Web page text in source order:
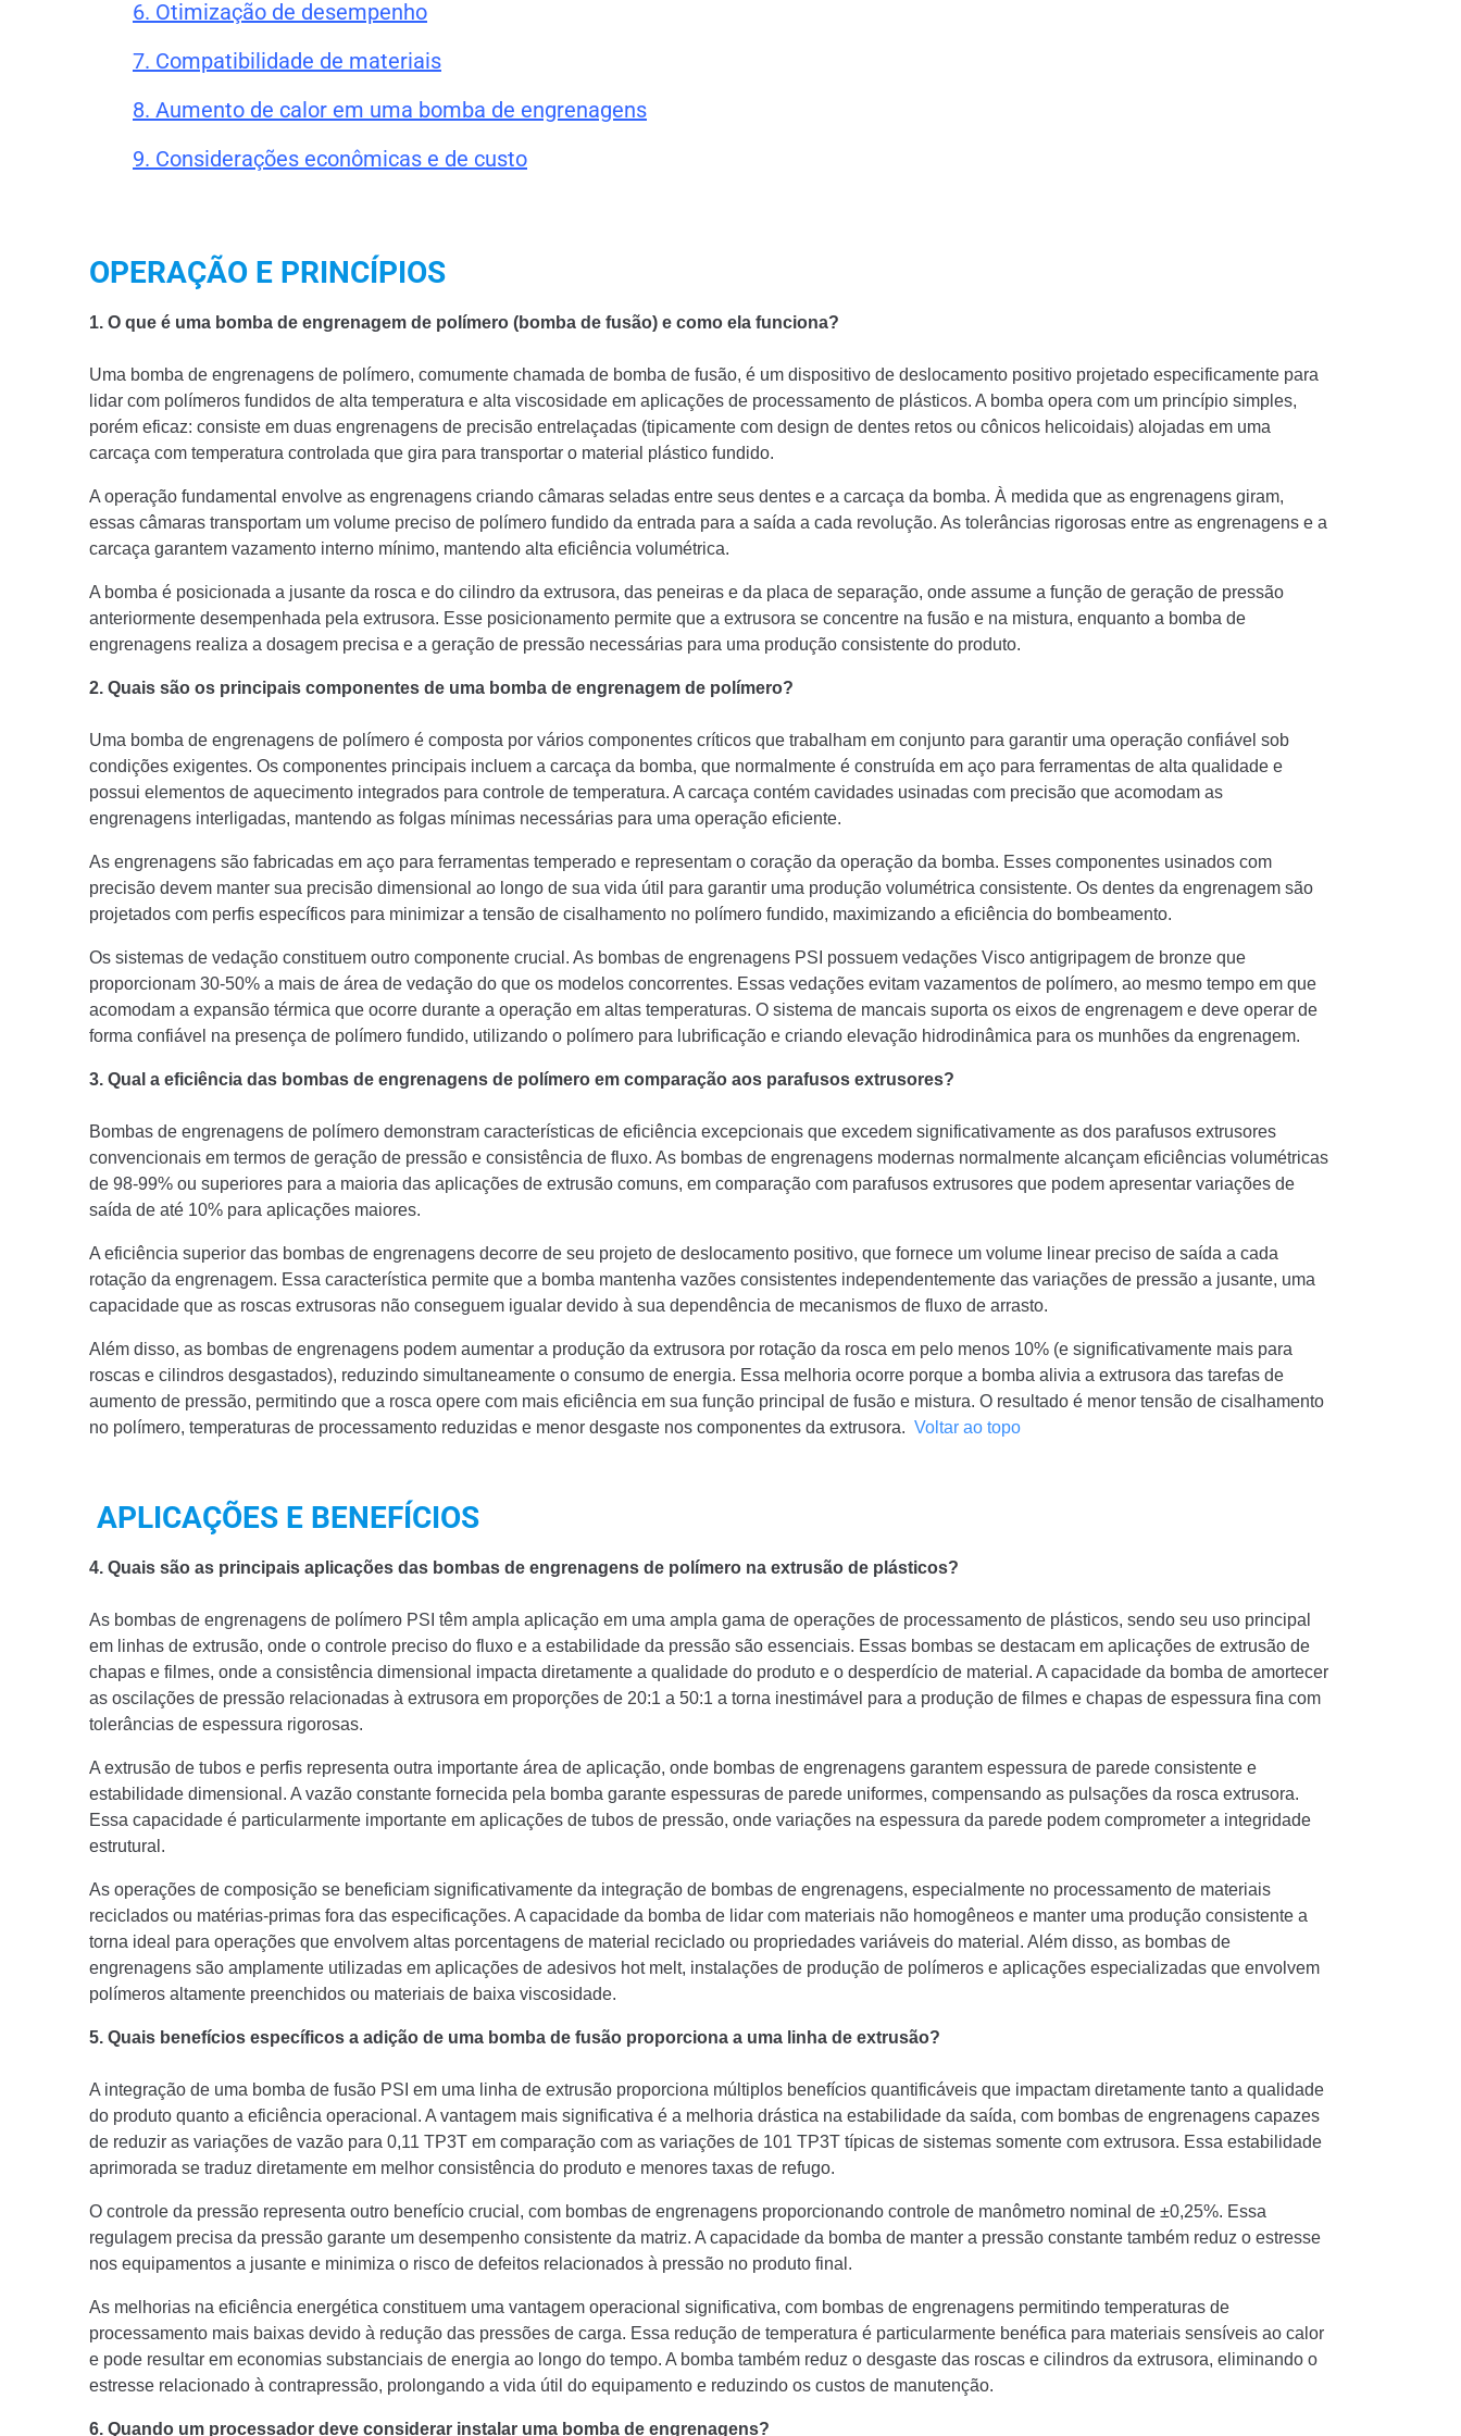
6. Otimização de desempenho
7. Compatibilidade de materiais
8. Aumento de calor em uma bomba de engrenagens
9. Considerações econômicas e de custo
OPERAÇÃO E PRINCÍPIOS
1. O que é uma bomba de engrenagem de polímero (bomba de fusão) e como ela funciona?
Uma bomba de engrenagens de polímero, comumente chamada de bomba de fusão, é um dispositivo de deslocamento positivo projetado especificamente para
lidar com polímeros fundidos de alta temperatura e alta viscosidade em aplicações de processamento de plásticos. A bomba opera com um princípio simples,
porém eficaz: consiste em duas engrenagens de precisão entrelaçadas (tipicamente com design de dentes retos ou cônicos helicoidais) alojadas em uma
carcaça com temperatura controlada que gira para transportar o material plástico fundido.
A operação fundamental envolve as engrenagens criando câmaras seladas entre seus dentes e a carcaça da bomba. À medida que as engrenagens giram,
essas câmaras transportam um volume preciso de polímero fundido da entrada para a saída a cada revolução. As tolerâncias rigorosas entre as engrenagens e a
carcaça garantem vazamento interno mínimo, mantendo alta eficiência volumétrica.
A bomba é posicionada a jusante da rosca e do cilindro da extrusora, das peneiras e da placa de separação, onde assume a função de geração de pressão
anteriormente desempenhada pela extrusora. Esse posicionamento permite que a extrusora se concentre na fusão e na mistura, enquanto a bomba de
engrenagens realiza a dosagem precisa e a geração de pressão necessárias para uma produção consistente do produto.
2. Quais são os principais componentes de uma bomba de engrenagem de polímero?
Uma bomba de engrenagens de polímero é composta por vários componentes críticos que trabalham em conjunto para garantir uma operação confiável sob
condições exigentes. Os componentes principais incluem a carcaça da bomba, que normalmente é construída em aço para ferramentas de alta qualidade e
possui elementos de aquecimento integrados para controle de temperatura. A carcaça contém cavidades usinadas com precisão que acomodam as
engrenagens interligadas, mantendo as folgas mínimas necessárias para uma operação eficiente.
As engrenagens são fabricadas em aço para ferramentas temperado e representam o coração da operação da bomba. Esses componentes usinados com
precisão devem manter sua precisão dimensional ao longo de sua vida útil para garantir uma produção volumétrica consistente. Os dentes da engrenagem são
projetados com perfis específicos para minimizar a tensão de cisalhamento no polímero fundido, maximizando a eficiência do bombeamento.
Os sistemas de vedação constituem outro componente crucial. As bombas de engrenagens PSI possuem vedações Visco antigripagem de bronze que
proporcionam 30-50% a mais de área de vedação do que os modelos concorrentes. Essas vedações evitam vazamentos de polímero, ao mesmo tempo em que
acomodam a expansão térmica que ocorre durante a operação em altas temperaturas. O sistema de mancais suporta os eixos de engrenagem e deve operar de
forma confiável na presença de polímero fundido, utilizando o polímero para lubrificação e criando elevação hidrodinâmica para os munhões da engrenagem.
3. Qual a eficiência das bombas de engrenagens de polímero em comparação aos parafusos extrusores?
Bombas de engrenagens de polímero demonstram características de eficiência excepcionais que excedem significativamente as dos parafusos extrusores
convencionais em termos de geração de pressão e consistência de fluxo. As bombas de engrenagens modernas normalmente alcançam eficiências volumétricas
de 98-99% ou superiores para a maioria das aplicações de extrusão comuns, em comparação com parafusos extrusores que podem apresentar variações de
saída de até 10% para aplicações maiores.
A eficiência superior das bombas de engrenagens decorre de seu projeto de deslocamento positivo, que fornece um volume linear preciso de saída a cada
rotação da engrenagem. Essa característica permite que a bomba mantenha vazões consistentes independentemente das variações de pressão a jusante, uma
capacidade que as roscas extrusoras não conseguem igualar devido à sua dependência de mecanismos de fluxo de arrasto.
Além disso, as bombas de engrenagens podem aumentar a produção da extrusora por rotação da rosca em pelo menos 10% (e significativamente mais para
roscas e cilindros desgastados), reduzindo simultaneamente o consumo de energia. Essa melhoria ocorre porque a bomba alivia a extrusora das tarefas de
aumento de pressão, permitindo que a rosca opere com mais eficiência em sua função principal de fusão e mistura. O resultado é menor tensão de cisalhamento
no polímero, temperaturas de processamento reduzidas e menor desgaste nos componentes da extrusora. Voltar ao topo
APLICAÇÕES E BENEFÍCIOS
4. Quais são as principais aplicações das bombas de engrenagens de polímero na extrusão de plásticos?
As bombas de engrenagens de polímero PSI têm ampla aplicação em uma ampla gama de operações de processamento de plásticos, sendo seu uso principal
em linhas de extrusão, onde o controle preciso do fluxo e a estabilidade da pressão são essenciais. Essas bombas se destacam em aplicações de extrusão de
chapas e filmes, onde a consistência dimensional impacta diretamente a qualidade do produto e o desperdício de material. A capacidade da bomba de amortecer
as oscilações de pressão relacionadas à extrusora em proporções de 20:1 a 50:1 a torna inestimável para a produção de filmes e chapas de espessura fina com
tolerâncias de espessura rigorosas.
A extrusão de tubos e perfis representa outra importante área de aplicação, onde bombas de engrenagens garantem espessura de parede consistente e
estabilidade dimensional. A vazão constante fornecida pela bomba garante espessuras de parede uniformes, compensando as pulsações da rosca extrusora.
Essa capacidade é particularmente importante em aplicações de tubos de pressão, onde variações na espessura da parede podem comprometer a integridade
estrutural.
As operações de composição se beneficiam significativamente da integração de bombas de engrenagens, especialmente no processamento de materiais
reciclados ou matérias-primas fora das especificações. A capacidade da bomba de lidar com materiais não homogêneos e manter uma produção consistente a
torna ideal para operações que envolvem altas porcentagens de material reciclado ou propriedades variáveis do material. Além disso, as bombas de
engrenagens são amplamente utilizadas em aplicações de adesivos hot melt, instalações de produção de polímeros e aplicações especializadas que envolvem
polímeros altamente preenchidos ou materiais de baixa viscosidade.
5. Quais benefícios específicos a adição de uma bomba de fusão proporciona a uma linha de extrusão?
A integração de uma bomba de fusão PSI em uma linha de extrusão proporciona múltiplos benefícios quantificáveis que impactam diretamente tanto a qualidade
do produto quanto a eficiência operacional. A vantagem mais significativa é a melhoria drástica na estabilidade da saída, com bombas de engrenagens capazes
de reduzir as variações de vazão para 0,11 TP3T em comparação com as variações de 101 TP3T típicas de sistemas somente com extrusora. Essa estabilidade
aprimorada se traduz diretamente em melhor consistência do produto e menores taxas de refugo.
O controle da pressão representa outro benefício crucial, com bombas de engrenagens proporcionando controle de manômetro nominal de ±0,25%. Essa
regulagem precisa da pressão garante um desempenho consistente da matriz. A capacidade da bomba de manter a pressão constante também reduz o estresse
nos equipamentos a jusante e minimiza o risco de defeitos relacionados à pressão no produto final.
As melhorias na eficiência energética constituem uma vantagem operacional significativa, com bombas de engrenagens permitindo temperaturas de
processamento mais baixas devido à redução das pressões de carga. Essa redução de temperatura é particularmente benéfica para materiais sensíveis ao calor
e pode resultar em economias substanciais de energia ao longo do tempo. A bomba também reduz o desgaste das roscas e cilindros da extrusora, eliminando o
estresse relacionado à contrapressão, prolongando a vida útil do equipamento e reduzindo os custos de manutenção.
6. Quando um processador deve considerar instalar uma bomba de engrenagens?